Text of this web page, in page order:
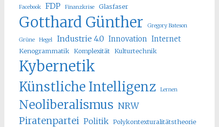
Facebook FDP Finanzkrise Glasfaser
Gotthard Günther Gregory Bateson
Grüne Hegel Industrie 4.0 Innovation Internet
Kenogrammatik Komplexität Kulturtechnik
Kybernetik
Künstliche Intelligenz Lernen
Neoliberalismus NRW
Piratenpartei Politik Polykontexturalitätstheorie